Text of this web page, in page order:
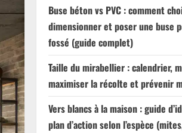
Buse béton vs PVC : comment
dimensionner et poser une buse
fossé (guide complet)
Taille du mirabellier : calendrier,
maximiser la récolte et prévenir
Vers blancs à la maison : guide
plan d’action selon l’espèce